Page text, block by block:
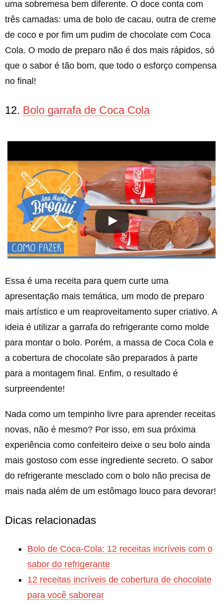
uma sobremesa bem diferente. O doce conta com
três camadas: uma de bolo de cacau, outra de creme
de coco e por fim um pudim de chocolate com Coca
Cola. O modo de preparo não é dos mais rápidos, só
que o sabor é tão bom, que todo o esforço compensa
no final!
12. Bolo garrafa de Coca Cola
Essa é uma receita para quem curte uma
apresentação mais temática, um modo de preparo
mais artístico e um reaproveitamento super criativo. A
ideia é utilizar a garrafa do refrigerante como molde
para montar o bolo. Porém, a massa de Coca Cola e
a cobertura de chocolate são preparados à parte
para a montagem final. Enfim, o resultado é
surpreendente!
Nada como um tempinho livre para aprender receitas
novas, não é mesmo? Por isso, em sua próxima
experiência como confeiteiro deixe o seu bolo ainda
mais gostoso com esse ingrediente secreto. O sabor
do refrigerante mesclado com o bolo não precisa de
mais nada além de um estômago louco para devorar!
Dicas relacionadas
Bolo de Coca-Cola: 12 receitas incríveis com o
sabor do refrigerante
12 receitas incríveis de cobertura de chocolate
para você saborear